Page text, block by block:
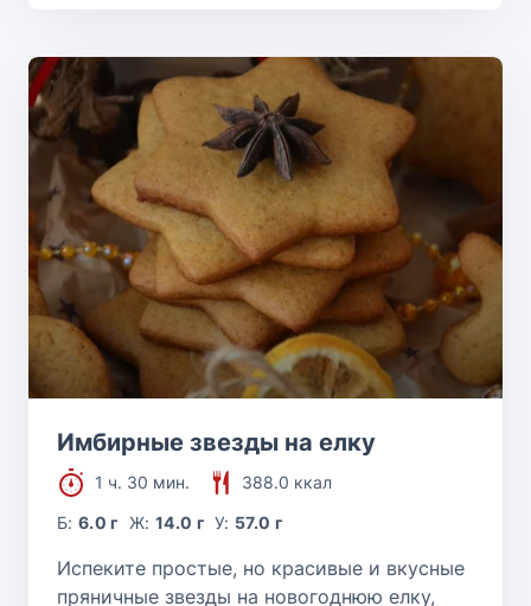
Имбирные звезды на елку
1 ч. 30 мин.
388.0 ккал
Б:6.0 г Ж: 14.0 г У: 57.0 г
Испеките простые, но красивые и вкусные
пряничные звезды на новогоднюю елку,